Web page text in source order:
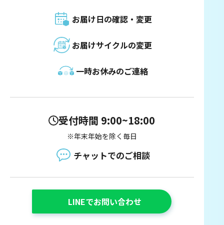
お届け日の確認・変更
お届けサイクルの変更
一時お休みのご連絡
受付時間 9:00~18:00
※年末年始を除く毎日
チャットでのご相談
LINEでお問い合わせ